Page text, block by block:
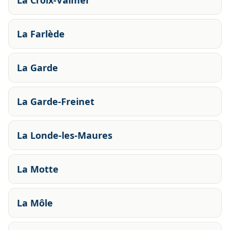
La Farlède
La Garde
La Garde-Freinet
La Londe-les-Maures
La Motte
La Môle